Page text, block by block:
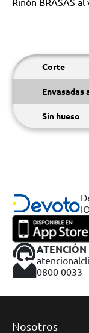
Corte
Envasadas
Sin hueso
0800 0033
Nosotros